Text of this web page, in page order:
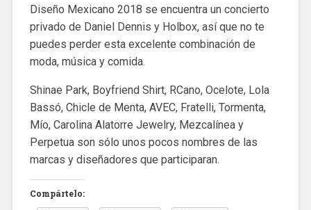
Diseño Mexicano 2018 se encuentra un concierto
privado de Daniel Dennis y Holbox, así que no te
puedes perder esta excelente combinación de
moda, música y comida.
Shinae Park, Boyfriend Shirt, RCano, Ocelote, Lola
Bassó, Chicle de Menta, AVEC, Fratelli, Tormenta,
Mío, Carolina Alatorre Jewelry, Mezcalínea y
Perpetua son sólo unos pocos nombres de las
marcas y diseñadores que participaran.
Compártelo: